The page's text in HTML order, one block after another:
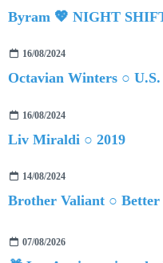
Byram 💖 NIGHT
16/08/2024
Octavian Winters ○
16/08/2024
Liv Miraldi ○ 2019
14/08/2024
Brother Valiant ○
07/08/2026